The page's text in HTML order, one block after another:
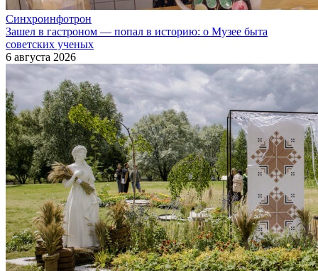
Синхроинфотрон
Зашел в гастроном — попал в историю: о Музее быта
советских ученых
6 августа 2026